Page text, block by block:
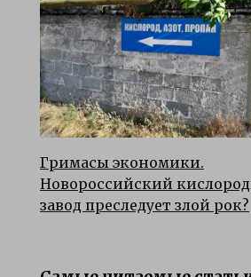
Гримасы экономики.
Новороссийский
завод преследует злой рок?